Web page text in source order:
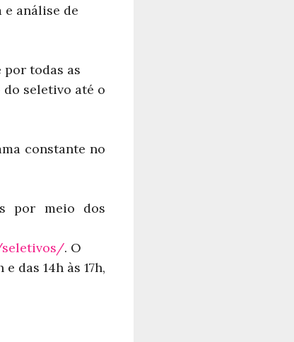
análise de
todas as
seletivo até o
constante no
por meio dos
seletivos/. O
das 14h às 17h,